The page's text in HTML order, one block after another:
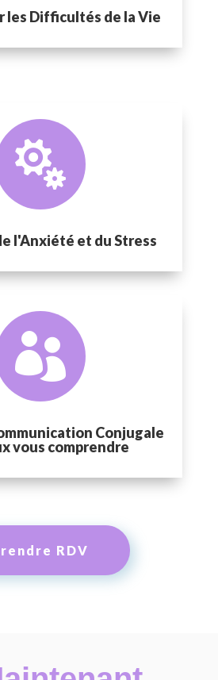
les Difficultés de la Vie

l'Anxiété et du Stress

Conjugale
vous comprendre
RDV